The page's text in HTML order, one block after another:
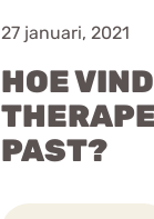
27 januari, 2021
HOE
PAST?